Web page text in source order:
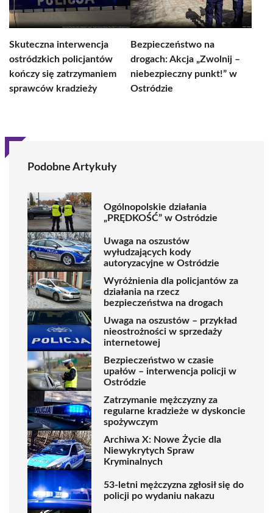
Skuteczna interwencja
ostródzkich policjantów
kończy się zatrzymaniem
sprawców kradzieży
Bezpieczeństwo na
drogach: Akcja „Zwolnij –
niebezpieczny punkt!” w
Ostródzie
Podobne Artykuły
Ogólnopolskie działania
„PRĘDKOŚĆ” w Ostródzie
Uwaga na oszustów
wyłudzających kody
autoryzacyjne w Ostródzie
Wyróżnienia dla policjantów za
działania na rzecz
bezpieczeństwa na drogach
Uwaga na oszustów – przykład
nieostrożności w sprzedaży
internetowej
Bezpieczeństwo w czasie
upałów – interwencja policji w
Ostródzie
Zatrzymanie mężczyzny za
regularne kradzieże w dyskoncie
spożywczym
Archiwa X: Nowe Życie dla
Niewykrytych Spraw
Kryminalnych
53-letni mężczyzna zgłosił się do
policji po wydaniu nakazu